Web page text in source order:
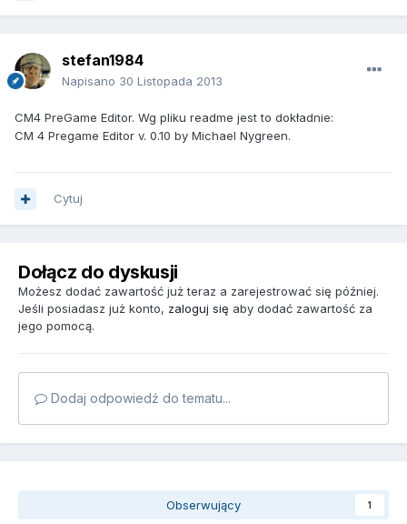
stefan1984
Napisano 30 Listopada 2013
CM4 PreGame Editor. Wg pliku readme jest to dokładnie:
CM 4 Pregame Editor v. 0.10 by Michael Nygreen.
Cytuj
Dołącz do dyskusji
Możesz dodać zawartość już teraz a zarejestrować się później.
Jeśli posiadasz już konto, zaloguj się aby dodać zawartość za
jego pomocą.
Dodaj odpowiedź do tematu...
Obserwujący 1